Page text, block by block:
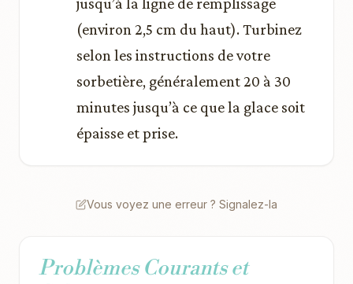
(environ 2,5 cm du haut). Turbinez
selon les instructions de votre
sorbetière, généralement 20 à 30
minutes jusqu’à ce que la glace soit
épaisse et prise.
Vous voyez une erreur ? Signalez-la
Problèmes Courants et